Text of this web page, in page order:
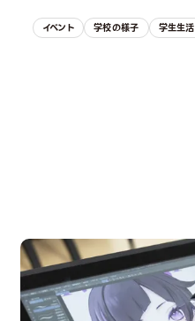
イベント 学校の様子 学生生活